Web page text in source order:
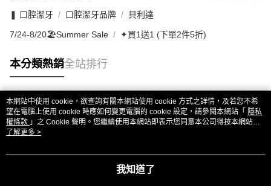
❚ 口腔潔牙 口腔潔牙品牌 貝利達
7/24-8/20🏖️Summer Sale ✦買1送1 (下單2件5折)
本分類熱銷全站排行
熱門標籤
本網站中使用 cookie，欲查詢有關本網站使用 cookie 方式之詳情，及若您不希
望在電腦上使用 cookie 時應如何變更電腦的 cookie 設定，請參閱本網站「 隱私
權條款 」之 Cookie 聲明。您繼續使用本網站即表示您同意本公司得按本網站使
用條款之 Cookie 聲明使用 cookie。
了解更多 >
我知道了